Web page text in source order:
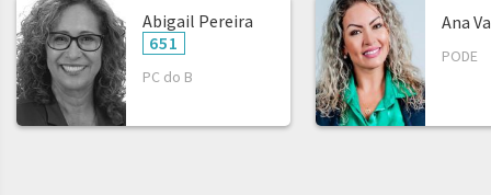
Abigail Pereira
651
PC do B
Ana
PODE